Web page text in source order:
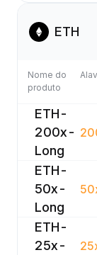
ETH
Nome do
produto
ETH-
200x-
Long
ETH-
50x-
Long
ETH-
25x-